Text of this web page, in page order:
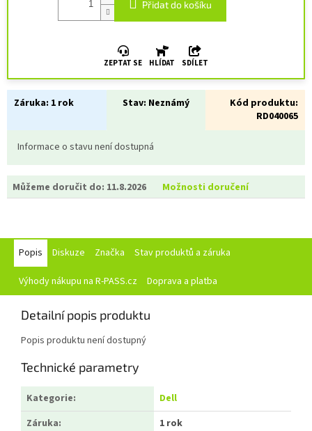
Přidat do košíku
ZEPTAT SE HLÍDAT SDÍLET
Záruka: 1 rok Stav: Neznámý
Kód produktu:
RD040065
Informace o stavu není dostupná
Můžeme doručit do: 11.8.2026 Možnosti doručení
Popis Diskuze Značka Stav produktů a záruka
Výhody nákupu na R-PASS.cz Doprava a platba
Detailní popis produktu
Popis produktu není dostupný
Technické parametry
Kategorie:
Dell
Záruka:
1 rok